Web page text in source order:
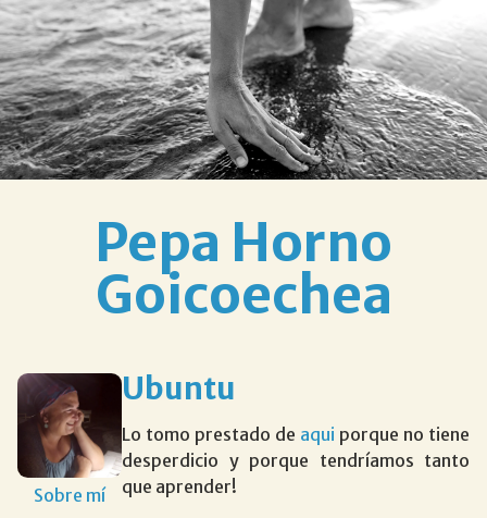
Pepa Horno
Goicoechea
Sobre mí
Ubuntu
Lo tomo prestado de aqui porque no tiene
desperdicio y porque tendríamos tanto
que aprender!